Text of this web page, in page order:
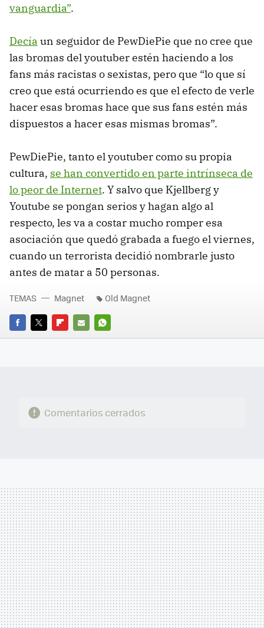
vanguardia”.
Decía un seguidor de PewDiePie que no cree que
las bromas del youtuber estén haciendo a los
fans más racistas o sexistas, pero que “lo que sí
creo que está ocurriendo es que el efecto de verle
hacer esas bromas hace que sus fans estén más
dispuestos a hacer esas mismas bromas”.
PewDiePie, tanto el youtuber como su propia
cultura, se han convertido en parte intrínseca de
lo peor de Internet. Y salvo que Kjellberg y
Youtube se pongan serios y hagan algo al
respecto, les va a costar mucho romper esa
asociación que quedó grabada a fuego el viernes,
cuando un terrorista decidió nombrarle justo
antes de matar a 50 personas.
FACEBOOK
TWITTERFLIPBOARD
E-
WHATSAPP
TEMAS Magnet Old Magnet
Comentarios cerrados